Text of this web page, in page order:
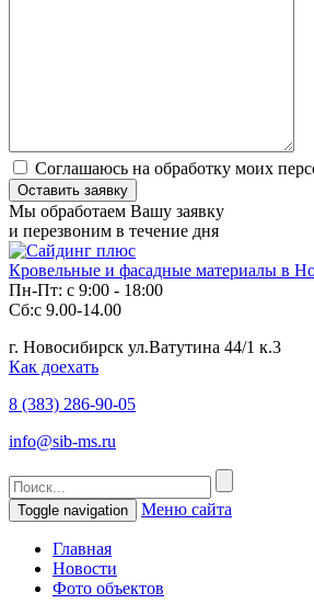
Соглашаюсь на обработку моих
Мы обработаем Вашу заявку
и перезвоним в течение дня
Кровельные и фасадные материалы в
Пн-Пт: с 9:00 - 18:00
Сб:с 9.00-14.00
г. Новосибирск ул.Ватутина 44/1 к.3
Как доехать
8 (383) 286-90-05
info@sib-ms.ru
Toggle navigation Меню сайта
Главная
Новости
Фото объектов